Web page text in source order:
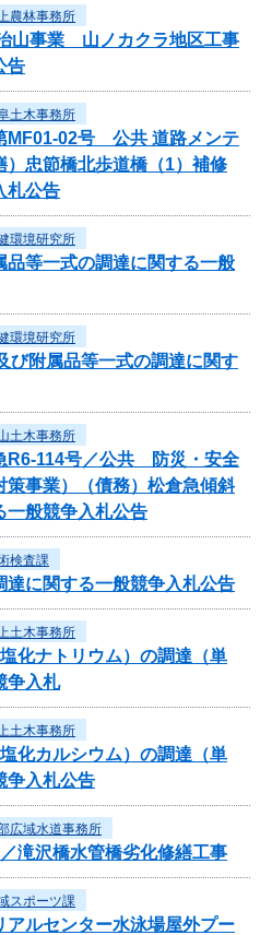
農林事務所
山事業 山ノカクラ地区工事
告
土木事務所
MF01-02号 公共 道路メンテ
）忠節橋北歩道橋（1）補修
札公告
環境研究所
品等一式の調達に関する一般
環境研究所
び附属品等一式の調達に関す
土木事務所
R6-114号／公共 防災・安全
策事業）（債務）松倉急傾斜
一般競争入札公告
検査課
達に関する一般競争入札公告
土木事務所
化ナトリウム）の調達（単
争入札
土木事務所
化カルシウム）の調達（単
争入札公告
広域水道事務所
滝沢橋水管橋劣化修繕工事
スポーツ課
アルセンター水泳場屋外プー